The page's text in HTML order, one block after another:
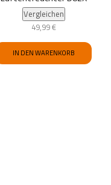
Vergleichen
49,99€
IN DEN WARENKORB